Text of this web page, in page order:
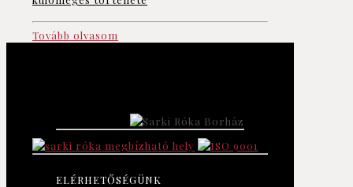
Tovább olvasom
ELÉRHETŐSÉGÜNK